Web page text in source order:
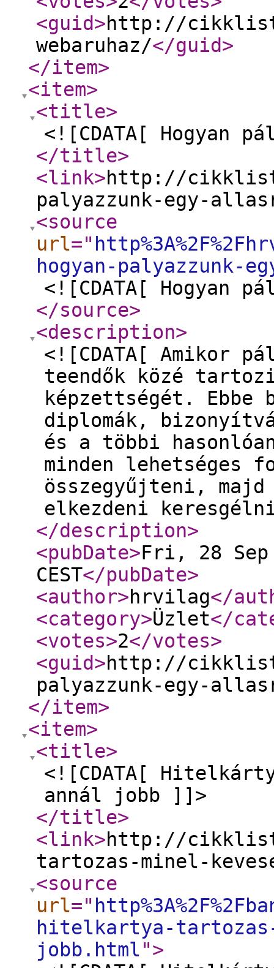
<guid>http://
webaruhaz/</guid>
</item>
<item>
<title>
<![CDATA[ Hogyan
</title>
<link>http://
palyazzunk-egy-
<source
url="
hogyan-palyazzunk-
<![CDATA[ Hogyan
</source>
<description>
<![CDATA[ Amikor
teendők közé
képzettségét.
diplomák,
és a többi
minden lehetséges
összegyűjteni,
elkezdeni
</description>
<pubDate>Fri, 28 Sep
CEST</pubDate>
<author>hrvilag</
<category>Üzlet</
<votes>2</votes>
<guid>http://
palyazzunk-egy-
</item>
<item>
<title>
<![CDATA[
annál jobb ]]>
</title>
<link>http://
tartozas-minel-
<source
url="
hitelkartya-
jobb.html">